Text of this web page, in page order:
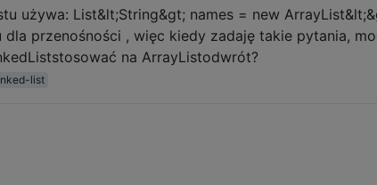
używa: List&lt;String&gt; names = new
przenośności , więc kiedy zadaję takie pytania,
na ArrayListodwrót?
list